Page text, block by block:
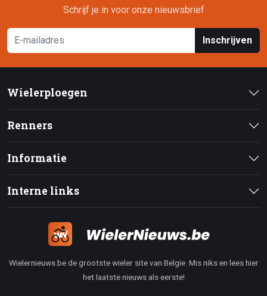
Schrijf je in voor onze nieuwsbrief
Inschrijven
Wielerploegen
Renners
Informatie
Interne links
Wielernieuws.be de grootste wieler site van Belgie. Mis niks en lees hier
het laatste nieuws als eerste!